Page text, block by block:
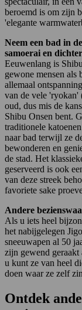
beroemd is om zijn
'elegante
Neem een bad in
samoerai en
Eeuwenlang is
gewone mensen als
allemaal
van de vele 'ryokan'
oud, dus mis de
Shibu Onsen bent.
traditionele
naar bad terwijl ze
bewonderen en
de stad. Het
geserveerd is ook
van deze streek
favoriete sake
Andere
Als u iets heel
het nabijgelegen
sneeuwapen al 50
zijn gewend geraakt
u kunt ze van heel
doen waar ze zelf
Ontdek